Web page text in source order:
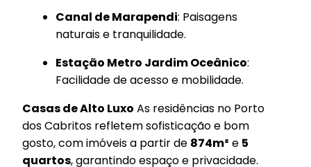
Canal de Marapendi: Paisagens
naturais e tranquilidade.
Estação Metro Jardim Oceânico:
Facilidade de acesso e mobilidade.
Casas de Alto Luxo As residências no Porto
dos Cabritos refletem sofisticação e bom
gosto, com imóveis a partir de 874m² e 5
quartos, garantindo espaço e privacidade.